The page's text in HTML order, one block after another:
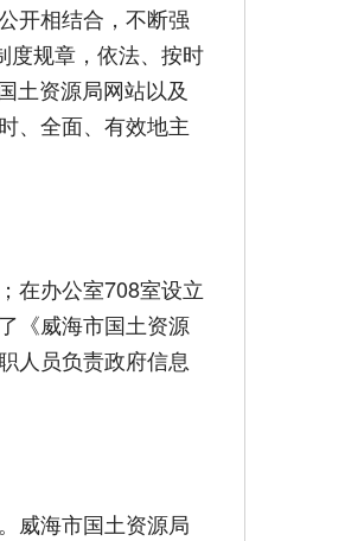
开相结合，不断强
度规章，依法、按时
土资源局网站以及
、全面、有效地主
在办公室708室设立
《威海市国土资源
人员负责政府信息
威海市国土资源局